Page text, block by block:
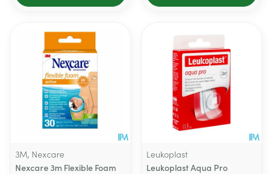
3M, Nexcare
Nexcare 3m Flexible Foam
Leukoplast
Leukoplast Aqua Pro